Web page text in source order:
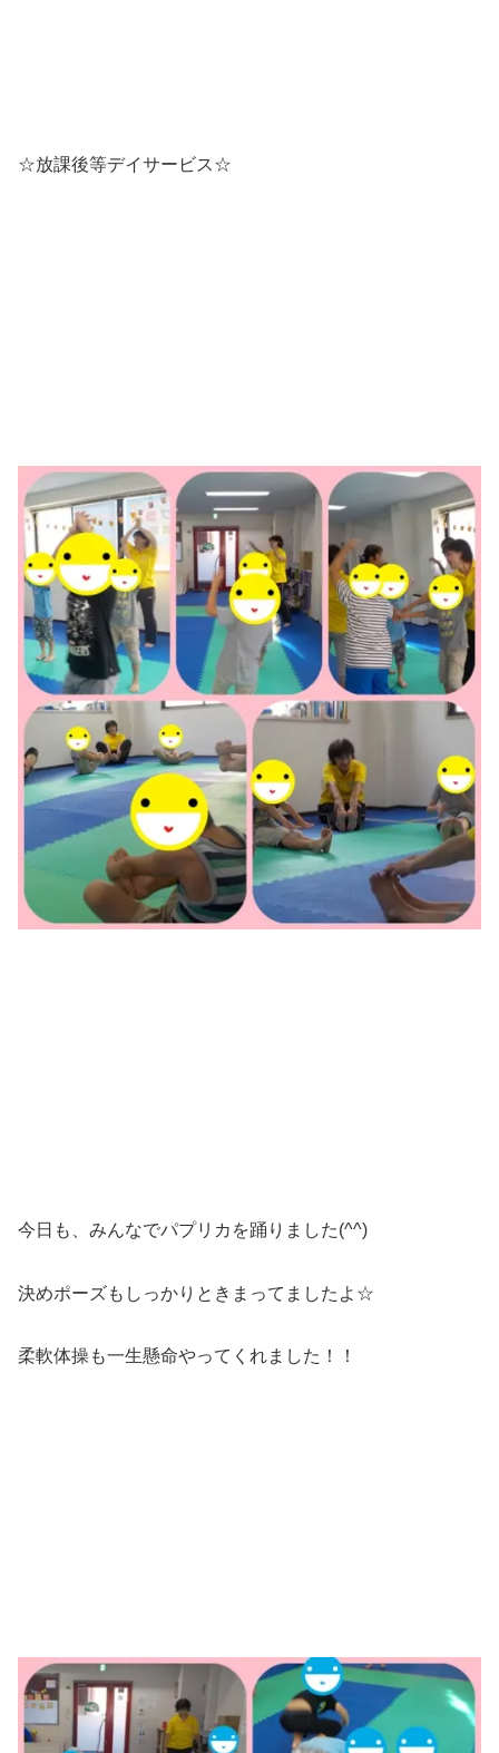
☆放課後等デイサービス☆
今日も、みんなでパプリカを踊りました(^^)
決めポーズもしっかりときまってましたよ☆
柔軟体操も一生懸命やってくれました！！